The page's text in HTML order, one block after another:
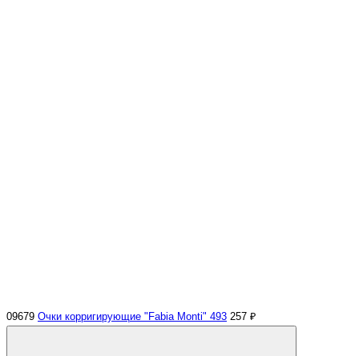
09679 Очки корригирующие "Fabia Monti" 493 257 ₽